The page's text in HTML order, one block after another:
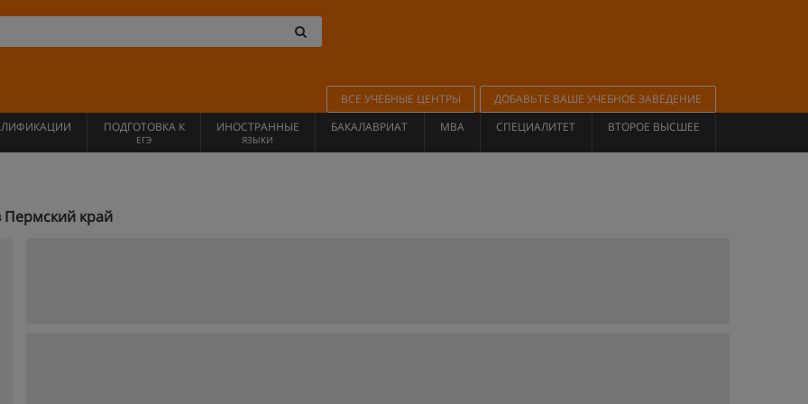
ВСЕ УЧЕБНЫЕ ЦЕНТРЫ
ДОБАВЬТЕ ВАШЕ УЧЕБНОЕ ЗАВЕДЕНИЕ
ПОДГОТОВКА К
ЕГЭ
ИНОСТРАННЫЕ
ЯЗЫКИ
БАКАЛАВРИАТ MBA СПЕЦИАЛИТЕТ ВТОРОЕ ВЫСШЕЕ
край